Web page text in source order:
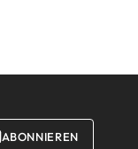
ABONNIEREN